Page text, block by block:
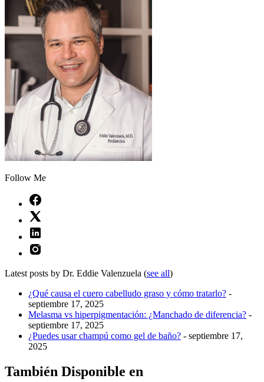
Follow Me
Latest posts by Dr. Eddie Valenzuela (see all)
¿Qué causa el cuero cabelludo graso y cómo tratarlo? -
septiembre 17, 2025
Melasma vs hiperpigmentación: ¿Manchado de diferencia? -
septiembre 17, 2025
¿Puedes usar champú como gel de baño? - septiembre 17,
2025
También Disponible en